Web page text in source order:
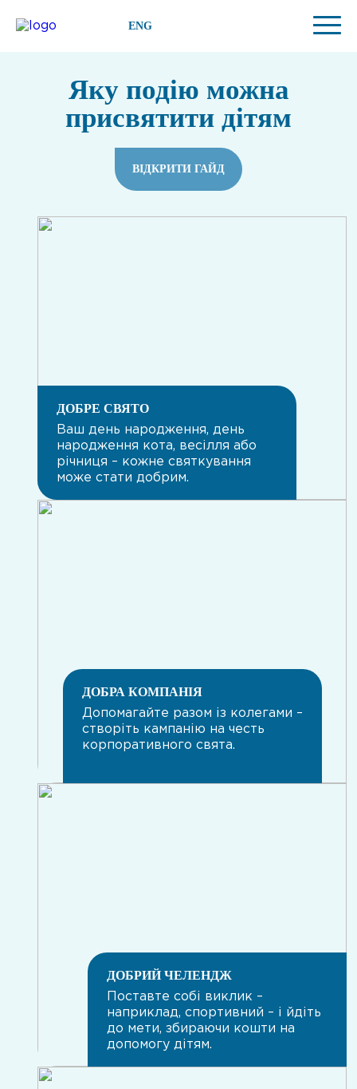
ENG
Яку подію можна
присвятити дітям
ВІДКРИТИ ГАЙД
ДОБРЕ СВЯТО
Ваш день народження, день
народження кота, весілля або
річниця – кожне святкування
може стати добрим.
ДОБРА КОМПАНІЯ
Допомагайте разом із колегами –
створіть кампанію на честь
корпоративного свята.
ДОБРИЙ ЧЕЛЕНДЖ
Поставте собі виклик –
наприклад, спортивний – і йдіть
до мети, збираючи кошти на
допомогу дітям.